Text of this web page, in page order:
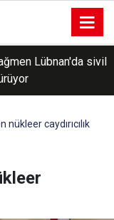
Lübnan'da sivil
caydırıcılık